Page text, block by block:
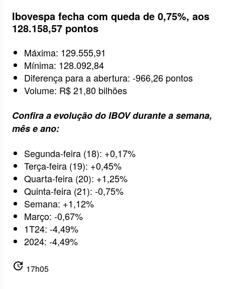
Ibovespa fecha com queda de 0,75%, aos
128.158,57 pontos
Máxima: 129.555,91
Mínima: 128.092,84
Diferença para a abertura: -966,26 pontos
Volume: R$ 21,80 bilhões
Confira a evolução do IBOV durante a semana,
mês e ano:
Segunda-feira (18): +0,17%
Terça-feira (19): +0,45%
Quarta-feira (20): +1,25%
Quinta-feira (21): -0,75%
Semana: +1,12%
Março: -0,67%
1T24: -4,49%
2024: -4,49%
update 17h05